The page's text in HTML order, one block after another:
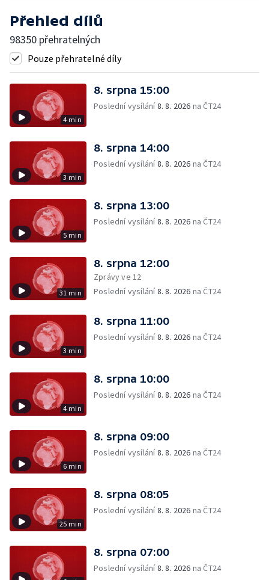
Přehled dílů
98350 přehratelných
Pouze přehratelné díly
4 min
8. srpna 15:00
Poslední vysílání8. 8. 2026 na ČT24
3 min
8. srpna 14:00
Poslední vysílání8. 8. 2026 na ČT24
5 min
8. srpna 13:00
Poslední vysílání8. 8. 2026 na ČT24
31 min
8. srpna 12:00
Zprávy ve 12
Poslední vysílání8. 8. 2026 na ČT24
3 min
8. srpna 11:00
Poslední vysílání8. 8. 2026 na ČT24
4 min
8. srpna 10:00
Poslední vysílání8. 8. 2026 na ČT24
6 min
8. srpna 09:00
Poslední vysílání8. 8. 2026 na ČT24
25 min
8. srpna 08:05
Poslední vysílání8. 8. 2026 na ČT24
8. srpna 07:00
Poslední vysílání8. 8. 2026 na ČT24